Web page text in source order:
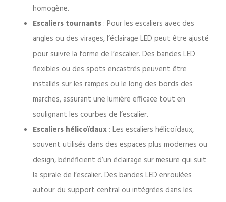
homogène.
Escaliers tournants : Pour les escaliers avec des
angles ou des virages, l’éclairage LED peut être ajusté
pour suivre la forme de l’escalier. Des bandes LED
flexibles ou des spots encastrés peuvent être
installés sur les rampes ou le long des bords des
marches, assurant une lumière efficace tout en
soulignant les courbes de l’escalier.
Escaliers hélicoïdaux : Les escaliers hélicoïdaux,
souvent utilisés dans des espaces plus modernes ou
design, bénéficient d’un éclairage sur mesure qui suit
la spirale de l’escalier. Des bandes LED enroulées
autour du support central ou intégrées dans les